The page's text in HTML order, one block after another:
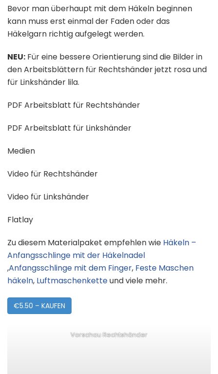
Bevor man überhaupt mit dem Häkeln beginnen
kann muss erst einmal der Faden oder das
Häkelgarn richtig aufgelegt werden.
NEU: Für eine bessere Orientierung sind die Bilder in
den Arbeitsblättern für Rechtshänder jetzt rosa und
für Linkshänder lila.
PDF Arbeitsblatt für Rechtshänder
PDF Arbeitsblatt für Linkshänder
Medien
Video für Rechtshänder
Video für Linkshänder
Flatlay
Zu diesem Materialpaket empfehlen wie Häkeln –
Anfangsschlinge mit der Häkelnadel
,Anfangsschlinge mit dem Finger, Feste Maschen
häkeln, Luftmaschenketteund viele mehr.
€5.50 – KAUFEN
Vorschau Rechtshänder